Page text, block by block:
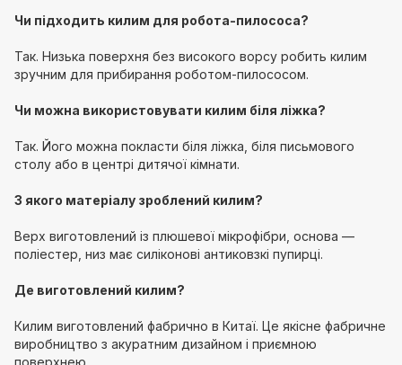
Чи підходить килим для робота-пилососа?
Так. Низька поверхня без високого ворсу робить килим
зручним для прибирання роботом-пилососом.
Чи можна використовувати килим біля ліжка?
Так. Його можна покласти біля ліжка, біля письмового
столу або в центрі дитячої кімнати.
З якого матеріалу зроблений килим?
Верх виготовлений із плюшевої мікрофібри, основа —
поліестер, низ має силіконові антиковзкі пупирці.
Де виготовлений килим?
Килим виготовлений фабрично в Китаї. Це якісне фабричне
виробництво з акуратним дизайном і приємною
поверхнею.